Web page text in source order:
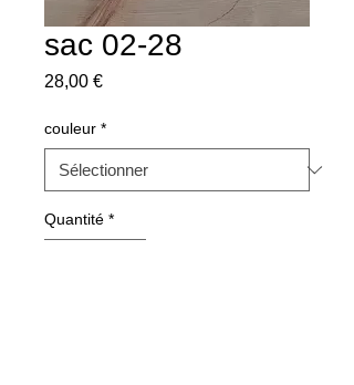
sac 02-28
28,00 €Prix
couleur *
Quantité *